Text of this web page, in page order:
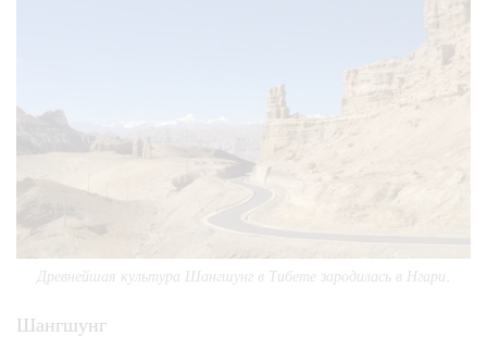
Древнейшая культура Шангшунг в Тибете зародилась в Нгари.
Шангшунг